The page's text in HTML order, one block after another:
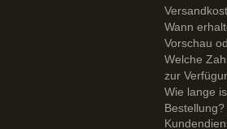
Wann
Vorschau
Welche
zur
Wie lange
Bestellung?